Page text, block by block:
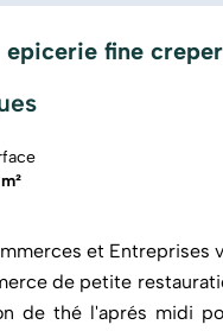
epicerie fine
et Entreprises
de petite
de thé l'aprés midi